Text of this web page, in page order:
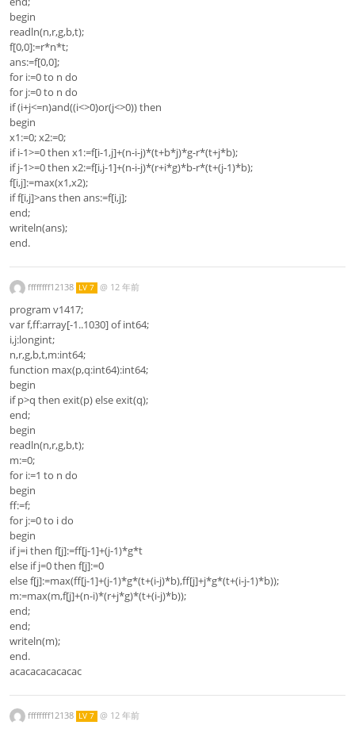
begin
readln(n,r,g,b,t);
f[0,0]:=r*n*t;
ans:=f[0,0];
for i:=0 to n do
for j:=0 to n do
if (i+j<=n)and((i<>0)or(j<>0)) then
begin
x1:=0; x2:=0;
if i-1>=0 then x1:=f[i-1,j]+(n-i-j)*(t+b*j)*g-r*(t+j*b);
if j-1>=0 then x2:=f[i,j-1]+(n-i-j)*(r+i*g)*b-r*(t+(j-1)*b);
f[i,j]:=max(x1,x2);
if f[i,j]>ans then ans:=f[i,j];
end;
writeln(ans);
end.
ffffffff12138 LV 7 @ 12 年前
program v1417;
var f,ff:array[-1..1030] of int64;
i,j:longint;
n,r,g,b,t,m:int64;
function max(p,q:int64):int64;
begin
if p>q then exit(p) else exit(q);
end;
begin
readln(n,r,g,b,t);
m:=0;
for i:=1 to n do
begin
ff:=f;
for j:=0 to i do
begin
if j=i then f[j]:=ff[j-1]+(j-1)*g*t
else if j=0 then f[j]:=0
else f[j]:=max(ff[j-1]+(j-1)*g*(t+(i-j)*b),ff[j]+j*g*(t+(i-j-1)*b));
m:=max(m,f[j]+(n-i)*(r+j*g)*(t+(i-j)*b));
end;
end;
writeln(m);
end.
acacacacacacac
ffffffff12138 LV 7 @ 12 年前